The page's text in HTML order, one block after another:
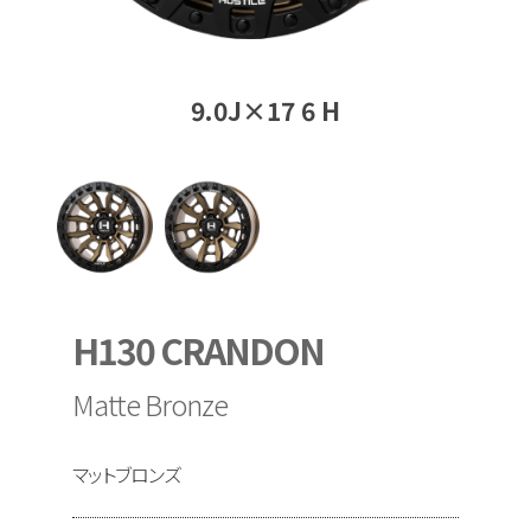
9.0J×17 6 H
H130 CRANDON
Matte Bronze
マットブロンズ